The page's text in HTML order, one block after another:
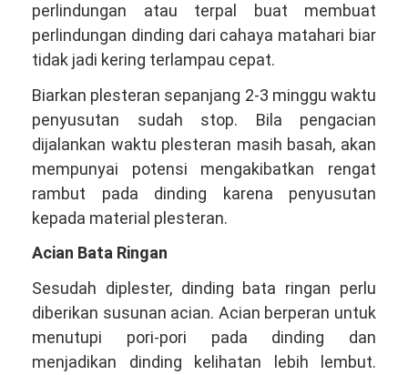
perlindungan atau terpal buat membuat
perlindungan dinding dari cahaya matahari biar
tidak jadi kering terlampau cepat.
Biarkan plesteran sepanjang 2-3 minggu waktu
penyusutan sudah stop. Bila pengacian
dijalankan waktu plesteran masih basah, akan
mempunyai potensi mengakibatkan rengat
rambut pada dinding karena penyusutan
kepada material plesteran.
Acian Bata Ringan
Sesudah diplester, dinding bata ringan perlu
diberikan susunan acian. Acian berperan untuk
menutupi pori-pori pada dinding dan
menjadikan dinding kelihatan lebih lembut.